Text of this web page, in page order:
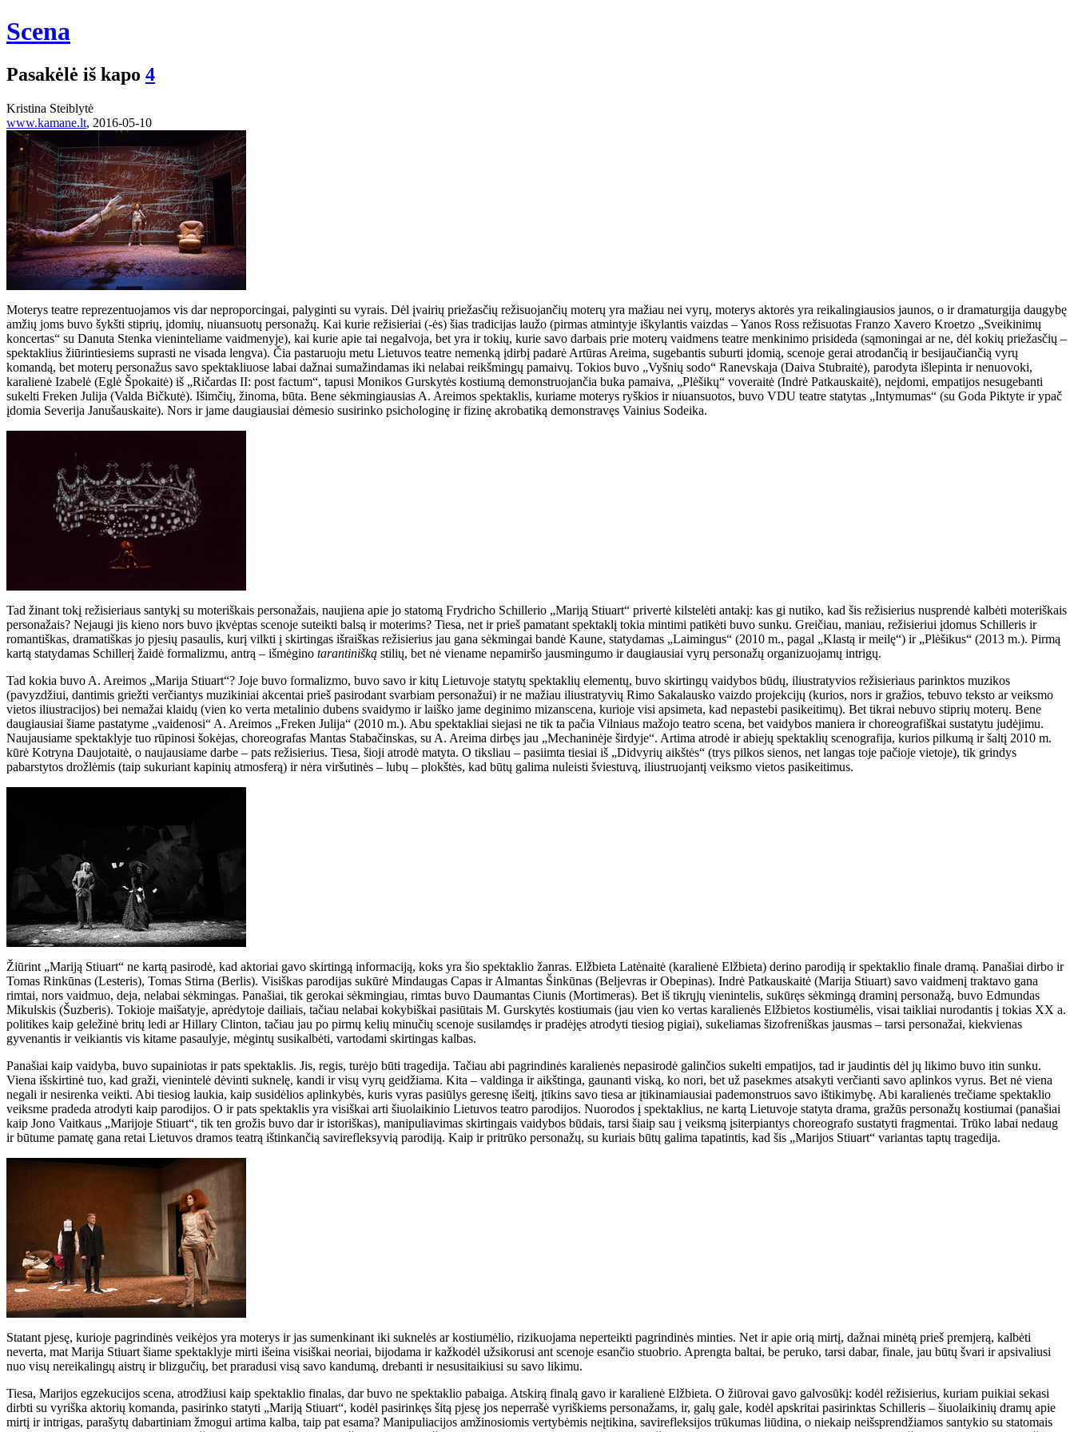
Scena
Pasakėlė iš kapo 4
Kristina Steiblytė
www.kamane.lt, 2016-05-10
Moterys teatre reprezentuojamos vis dar neproporcingai, palyginti su vyrais. Dėl įvairių priežasčių režisuojančių moterų yra mažiau nei vyrų, moterys aktorės yra reikalingiausios jaunos, o ir dramaturgija daugybę
amžių joms buvo šykšti stiprių, įdomių, niuansuotų personažų. Kai kurie režisieriai (-ės) šias tradicijas laužo (pirmas atmintyje iškylantis vaizdas – Yanos Ross režisuotas Franzo Xavero Kroetzo „Sveikinimų
koncertas“ su Danuta Stenka vieninteliame vaidmenyje), kai kurie apie tai negalvoja, bet yra ir tokių, kurie savo darbais prie moterų vaidmens teatre menkinimo prisideda (sąmoningai ar ne, dėl kokių priežasčių –
spektaklius žiūrintiesiems suprasti ne visada lengva). Čia pastaruoju metu Lietuvos teatre nemenką įdirbį padarė Artūras Areima, sugebantis suburti įdomią, scenoje gerai atrodančią ir besijaučiančią vyrų
komandą, bet moterų personažus savo spektakliuose labai dažnai sumažindamas iki nelabai reikšmingų pamaivų. Tokios buvo „Vyšnių sodo“ Ranevskaja (Daiva Stubraitė), parodyta išlepinta ir nenuovoki,
karalienė Izabelė (Eglė Špokaitė) iš „Ričardas II: post factum“, tapusi Monikos Gurskytės kostiumą demonstruojančia buka pamaiva, „Plėšikų“ voveraitė (Indrė Patkauskaitė), neįdomi, empatijos nesugebanti
sukelti Freken Julija (Valda Bičkutė). Išimčių, žinoma, būta. Bene sėkmingiausias A. Areimos spektaklis, kuriame moterys ryškios ir niuansuotos, buvo VDU teatre statytas „Intymumas“ (su Goda Piktyte ir ypač
įdomia Severija Janušauskaite). Nors ir jame daugiausiai dėmesio susirinko psichologinę ir fizinę akrobatiką demonstravęs Vainius Sodeika.
Tad žinant tokį režisieriaus santykį su moteriškais personažais, naujiena apie jo statomą Frydricho Schillerio „Mariją Stiuart“ privertė kilstelėti antakį: kas gi nutiko, kad šis režisierius nusprendė kalbėti moteriškais
personažais? Nejaugi jis kieno nors buvo įkvėptas scenoje suteikti balsą ir moterims? Tiesa, net ir prieš pamatant spektaklį tokia mintimi patikėti buvo sunku. Greičiau, maniau, režisieriui įdomus Schilleris ir
romantiškas, dramatiškas jo pjesių pasaulis, kurį vilkti į skirtingas išraiškas režisierius jau gana sėkmingai bandė Kaune, statydamas „Laimingus“ (2010 m., pagal „Klastą ir meilę“) ir „Plėšikus“ (2013 m.). Pirmą
kartą statydamas Schillerį žaidė formalizmu, antrą – išmėgino tarantinišką stilių, bet nė viename nepamiršo jausmingumo ir daugiausiai vyrų personažų organizuojamų intrigų.
Tad kokia buvo A. Areimos „Marija Stiuart“? Joje buvo formalizmo, buvo savo ir kitų Lietuvoje statytų spektaklių elementų, buvo skirtingų vaidybos būdų, iliustratyvios režisieriaus parinktos muzikos
(pavyzdžiui, dantimis griežti verčiantys muzikiniai akcentai prieš pasirodant svarbiam personažui) ir ne mažiau iliustratyvių Rimo Sakalausko vaizdo projekcijų (kurios, nors ir gražios, tebuvo teksto ar veiksmo
vietos iliustracijos) bei nemažai klaidų (vien ko verta metalinio dubens svaidymo ir laiško jame deginimo mizanscena, kurioje visi apsimeta, kad nepastebi pasikeitimų). Bet tikrai nebuvo stiprių moterų. Bene
daugiausiai šiame pastatyme „vaidenosi“ A. Areimos „Freken Julija“ (2010 m.). Abu spektakliai siejasi ne tik ta pačia Vilniaus mažojo teatro scena, bet vaidybos maniera ir choreografiškai sustatytu judėjimu.
Naujausiame spektaklyje tuo rūpinosi šokėjas, choreografas Mantas Stabačinskas, su A. Areima dirbęs jau „Mechaninėje širdyje“. Artima atrodė ir abiejų spektaklių scenografija, kurios pilkumą ir šaltį 2010 m.
kūrė Kotryna Daujotaitė, o naujausiame darbe – pats režisierius. Tiesa, šioji atrodė matyta. O tiksliau – pasiimta tiesiai iš „Didvyrių aikštės“ (trys pilkos sienos, net langas toje pačioje vietoje), tik grindys
pabarstytos drožlėmis (taip sukuriant kapinių atmosferą) ir nėra viršutinės – lubų – plokštės, kad būtų galima nuleisti šviestuvą, iliustruojantį veiksmo vietos pasikeitimus.
Žiūrint „Mariją Stiuart“ ne kartą pasirodė, kad aktoriai gavo skirtingą informaciją, koks yra šio spektaklio žanras. Elžbieta Latėnaitė (karalienė Elžbieta) derino parodiją ir spektaklio finale dramą. Panašiai dirbo ir
Tomas Rinkūnas (Lesteris), Tomas Stirna (Berlis). Visiškas parodijas sukūrė Mindaugas Capas ir Almantas Šinkūnas (Beljevras ir Obepinas). Indrė Patkauskaitė (Marija Stiuart) savo vaidmenį traktavo gana
rimtai, nors vaidmuo, deja, nelabai sėkmingas. Panašiai, tik gerokai sėkmingiau, rimtas buvo Daumantas Ciunis (Mortimeras). Bet iš tikrųjų vienintelis, sukūręs sėkmingą draminį personažą, buvo Edmundas
Mikulskis (Šuzberis). Tokioje maišatyje, aprėdytoje dailiais, tačiau nelabai kokybiškai pasiūtais M. Gurskytės kostiumais (jau vien ko vertas karalienės Elžbietos kostiumėlis, visai taikliai nurodantis į tokias XX a.
politikes kaip geležinė britų ledi ar Hillary Clinton, tačiau jau po pirmų kelių minučių scenoje susilamdęs ir pradėjęs atrodyti tiesiog pigiai), sukeliamas šizofreniškas jausmas – tarsi personažai, kiekvienas
gyvenantis ir veikiantis vis kitame pasaulyje, mėgintų susikalbėti, vartodami skirtingas kalbas.
Panašiai kaip vaidyba, buvo supainiotas ir pats spektaklis. Jis, regis, turėjo būti tragedija. Tačiau abi pagrindinės karalienės nepasirodė galinčios sukelti empatijos, tad ir jaudintis dėl jų likimo buvo itin sunku.
Viena išskirtinė tuo, kad graži, vienintelė dėvinti suknelę, kandi ir visų vyrų geidžiama. Kita – valdinga ir aikštinga, gaunanti viską, ko nori, bet už pasekmes atsakyti verčianti savo aplinkos vyrus. Bet nė viena
negali ir nesirenka veikti. Abi tiesiog laukia, kaip susidėlios aplinkybės, kuris vyras pasiūlys geresnę išeitį, įtikins savo tiesa ar įtikinamiausiai pademonstruos savo ištikimybę. Abi karalienės trečiame spektaklio
veiksme pradeda atrodyti kaip parodijos. O ir pats spektaklis yra visiškai arti šiuolaikinio Lietuvos teatro parodijos. Nuorodos į spektaklius, ne kartą Lietuvoje statyta drama, gražūs personažų kostiumai (panašiai
kaip Jono Vaitkaus „Marijoje Stiuart“, tik ten grožis buvo dar ir istoriškas), manipuliavimas skirtingais vaidybos būdais, tarsi šiaip sau į veiksmą įsiterpiantys choreografo sustatyti fragmentai. Trūko labai nedaug
ir būtume pamatę gana retai Lietuvos dramos teatrą ištinkančią savirefleksyvią parodiją. Kaip ir pritrūko personažų, su kuriais būtų galima tapatintis, kad šis „Marijos Stiuart“ variantas taptų tragedija.
Statant pjesę, kurioje pagrindinės veikėjos yra moterys ir jas sumenkinant iki suknelės ar kostiumėlio, rizikuojama neperteikti pagrindinės minties. Net ir apie orią mirtį, dažnai minėtą prieš premjerą, kalbėti
neverta, mat Marija Stiuart šiame spektaklyje mirti išeina visiškai neoriai, bijodama ir kažkodėl užsikorusi ant scenoje esančio stuobrio. Aprengta baltai, be peruko, tarsi dabar, finale, jau būtų švari ir apsivaliusi
nuo visų nereikalingų aistrų ir blizgučių, bet praradusi visą savo kandumą, drebanti ir nesusitaikiusi su savo likimu.
Tiesa, Marijos egzekucijos scena, atrodžiusi kaip spektaklio finalas, dar buvo ne spektaklio pabaiga. Atskirą finalą gavo ir karalienė Elžbieta. O žiūrovai gavo galvosūkį: kodėl režisierius, kuriam puikiai sekasi
dirbti su vyriška aktorių komanda, pasirinko statyti „Mariją Stiuart“, kodėl pasirinkęs šitą pjesę jos neperrašė vyriškiems personažams, ir, galų gale, kodėl apskritai pasirinktas Schilleris – šiuolaikinių dramų apie
mirtį ir intrigas, parašytų dabartiniam žmogui artima kalba, taip pat esama? Manipuliacijos amžinosiomis vertybėmis neįtikina, savirefleksijos trūkumas liūdina, o niekaip neišsprendžiamos santykio su statomais